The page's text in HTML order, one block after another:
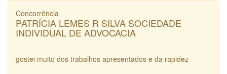
Concorrência
PATRÍCIA LEMES R SILVA SOCIEDADE
INDIVIDUAL DE ADVOCACIA
gostei muito dos trabalhos apresentados e da rapidez